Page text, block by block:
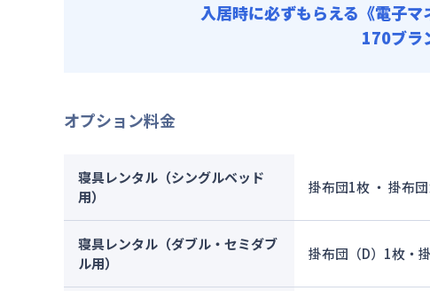
入居時に必ずもらえる 《電子
170ブラ
オプション料金
寝具レンタル（シングルベッド
用）
掛布団1枚 ・ 掛布
寝具レンタル（ダブル・セミダブ
ル用）
掛布団（D）1枚・